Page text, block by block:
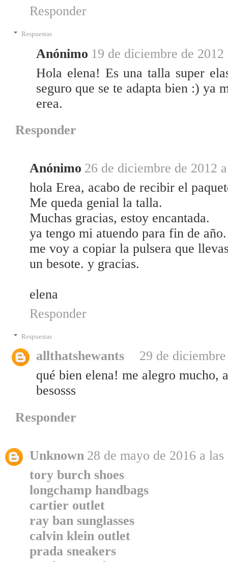
Responder
Respuestas
Anónimo 19 de diciembre de 2012
Hola elena! Es una talla super
seguro que se te adapta bien :) ya
erea.
Responder
Anónimo 26 de diciembre de 2012
hola Erea, acabo de recibir el
Me queda genial la talla.
Muchas gracias, estoy encantada.
ya tengo mi atuendo para fin de año.
me voy a copiar la pulsera que
un besote. y gracias.
elena
Responder
Respuestas
allthatshewants
29 de
qué bien elena! me alegro mucho,
besosss
Responder
Unknown 28 de mayo de 2016 a las
tory burch shoes
longchamp handbags
cartier outlet
ray ban sunglasses
calvin klein outlet
prada sneakers